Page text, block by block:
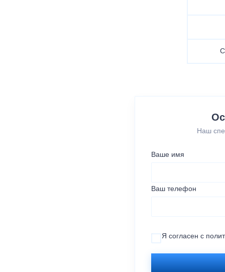
Наш
Ваше имя
Ваш телефон
Я согласен с